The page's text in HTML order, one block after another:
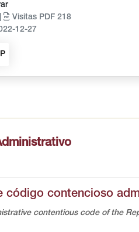
Visitas PDF 218
12-27
código contencioso
contentious code of the